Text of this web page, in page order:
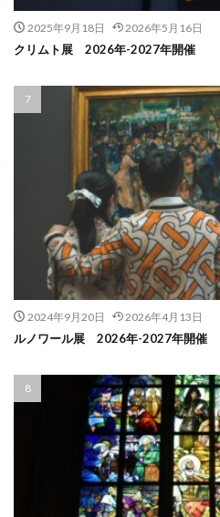
2025年9月18日 2026年5月16日
クリムト展 2026年-2027年開催
2024年9月20日 2026年4月13日
ルノワール展 2026年-2027年開催